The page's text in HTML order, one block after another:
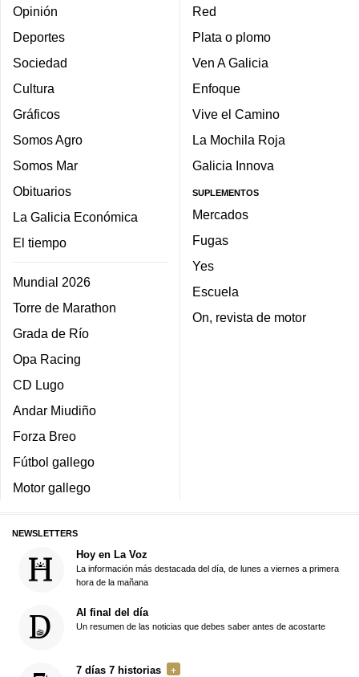
Opinión
Deportes
Sociedad
Cultura
Gráficos
Somos Agro
Somos Mar
Obituarios
La Galicia Económica
El tiempo
Mundial 2026
Torre de Marathon
Grada de Río
Opa Racing
CD Lugo
Andar Miudiño
Forza Breo
Fútbol gallego
Motor gallego
Red
Plata o plomo
Ven A Galicia
Enfoque
Vive el Camino
La Mochila Roja
Galicia Innova
SUPLEMENTOS
Mercados
Fugas
Yes
Escuela
On, revista de motor
NEWSLETTERS
Hoy en La Voz
La información más destacada del día, de lunes a viernes a primera
hora de la mañana
Al final del día
Un resumen de las noticias que debes saber antes de acostarte
7 días 7 historias